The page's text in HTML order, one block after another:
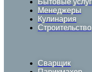
Бытовые
Менеджеры
Кулинария
Строительство
Сварщик